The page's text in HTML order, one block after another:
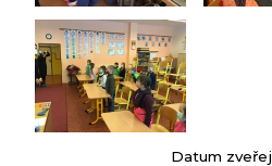
Datum